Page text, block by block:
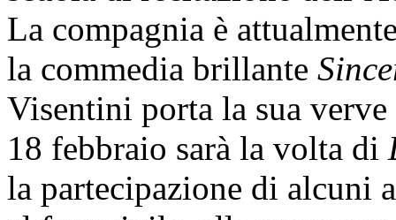
La compagnia è
la commedia brillante
Visentini porta la sua
18 febbraio sarà la volta di
la partecipazione di alcuni